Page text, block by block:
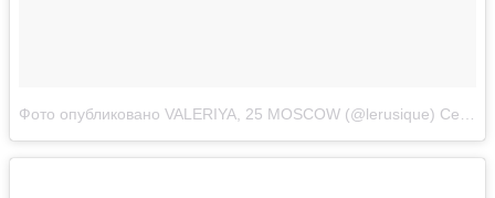
Фото опубликовано VALERIYA, 25 MOSCOW (@lerusique) Сен 25 2016 в 4:16 PDT